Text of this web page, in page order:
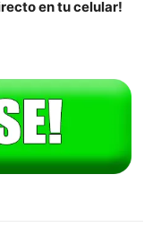
en tu celular!